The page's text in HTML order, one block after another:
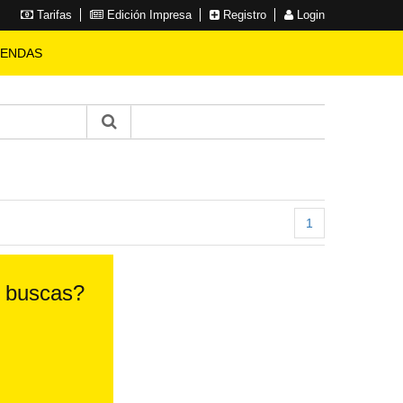
Tarifas Edición Impresa Registro Login
1